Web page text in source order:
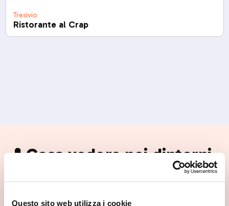
Questo sito web utilizza i cookie
Tresivio
Ristorante al Crap
📍 Cosa vedere nei dintorni
Se vuoi scoprire di più su questa zona, qui trovi altri
spunti utili.